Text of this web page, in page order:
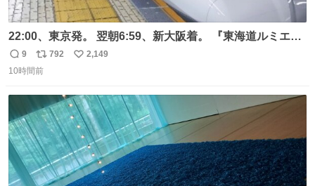
22:00、東京発。 翌朝6:59、新大阪着。 『東海道ルミエー
ルエクスプレス』が今夜、初運行！ 岐阜羽島駅で夜を越す
東海道新幹線。寝台列車じゃないのに、朝まで新幹線とい
エクスプレス
返
信
9
リ
ポ
ト
数
792
い
数
2,149
10時間前